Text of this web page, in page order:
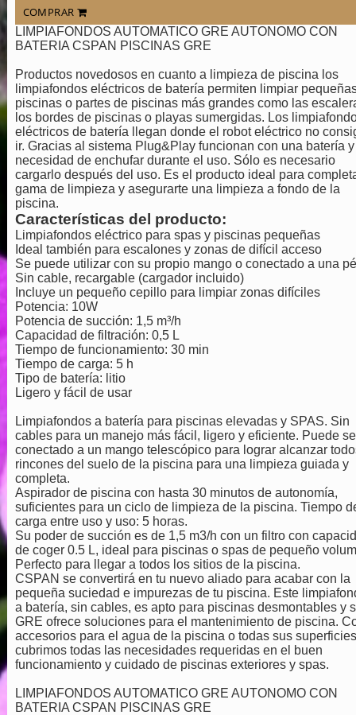
COMPRAR
LIMPIAFONDOS AUTOMATICO GRE AUTONOMO CON
BATERIA CSPAN PISCINAS GRE
Productos novedosos en cuanto a limpieza de piscina los
limpiafondos eléctricos de batería permiten limpiar
piscinas o partes de piscinas más grandes como las
los bordes de piscinas o playas sumergidas. Los
eléctricos de batería llegan donde el robot eléctrico no
ir. Gracias al sistema Plug&Play funcionan con una batería
necesidad de enchufar durante el uso. Sólo es necesario
cargarlo después del uso. Es el producto ideal para
gama de limpieza y asegurarte una limpieza a fondo de la
piscina.
Características del producto:
Limpiafondos eléctrico para spas y piscinas pequeñas
Ideal también para escalones y zonas de difícil acceso
Se puede utilizar con su propio mango o conectado a una
Sin cable, recargable (cargador incluido)
Incluye un pequeño cepillo para limpiar zonas difíciles
Potencia: 10W
Potencia de succión: 1,5 m³/h
Capacidad de filtración: 0,5 L
Tiempo de funcionamiento: 30 min
Tiempo de carga: 5 h
Tipo de batería: litio
Ligero y fácil de usar
Limpiafondos a batería para piscinas elevadas y SPAS. Sin
cables para un manejo más fácil, ligero y eficiente. Puede
conectado a un mango telescópico para lograr alcanzar
rincones del suelo de la piscina para una limpieza guiada y
completa.
Aspirador de piscina con hasta 30 minutos de autonomía,
suficientes para un ciclo de limpieza de la piscina. Tiempo
carga entre uso y uso: 5 horas.
Su poder de succión es de 1,5 m3/h con un filtro con
de coger 0.5 L, ideal para piscinas o spas de pequeño
Perfecto para llegar a todos los sitios de la piscina.
CSPAN se convertirá en tu nuevo aliado para acabar con la
pequeña suciedad e impurezas de tu piscina. Este
a batería, sin cables, es apto para piscinas desmontables y
GRE ofrece soluciones para el mantenimiento de piscina.
accesorios para el agua de la piscina o todas sus
cubrimos todas las necesidades requeridas en el buen
funcionamiento y cuidado de piscinas exteriores y spas.
LIMPIAFONDOS AUTOMATICO GRE AUTONOMO CON
BATERIA CSPAN PISCINAS GRE